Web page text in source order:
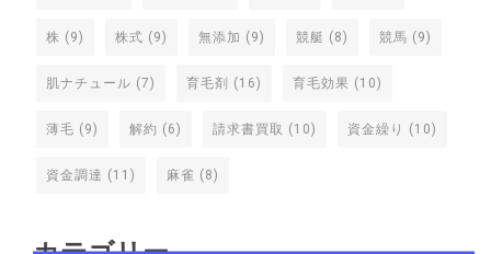
株 (9) 株式 (9) 無添加 (9) 競艇 (8) 競馬 (9)
肌ナチュール (7) 育毛剤 (16) 育毛効果 (10)
薄毛 (9) 解約 (6) 請求書買取 (10) 資金繰り (10)
資金調達 (11) 麻雀 (8)